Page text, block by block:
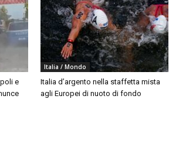
e
Italia / Mondo
Italia d’argento nella staffetta mista
agli Europei di nuoto di fondo